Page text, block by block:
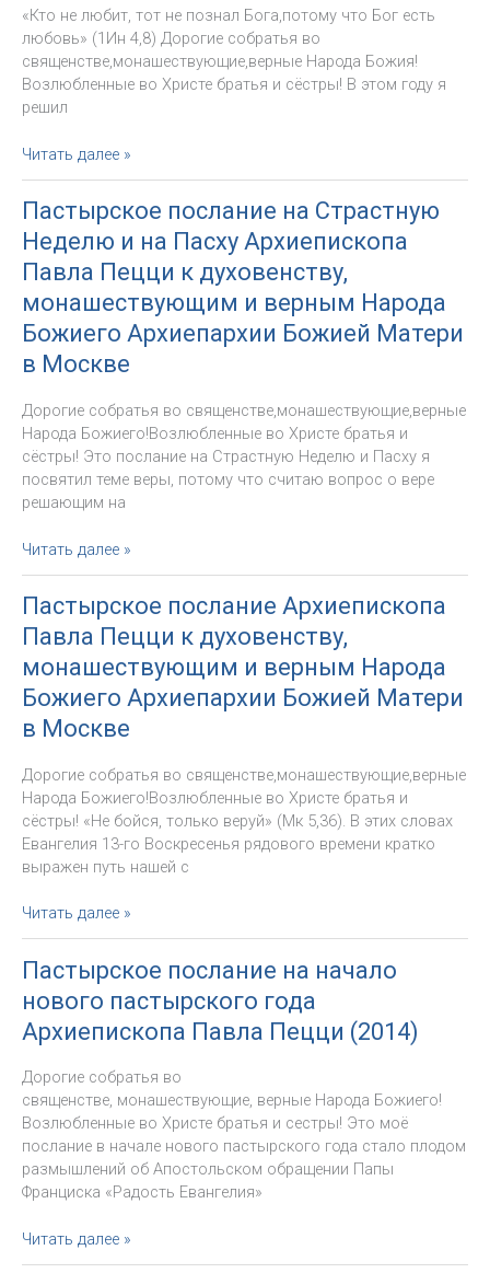
внеочередного
юбилейного
Года
Милосердия
(2015)
«Кто не любит, тот не познал Бога,потому что Бог есть
любовь» (1Ин 4,8) Дорогие собратья во
священстве,монашествующие,верные Народа Божия!
Возлюбленные во Христе братья и сёстры! В этом году я
решил
Пастырское
Послание
Архиепископа
Павла
к
духовенству,
монашествующим
и
верным
Народа
Архиепархии
Божией
Матери
в
Москве
начало
(2015)
Читать далее »
Пастырское послание на Страстную
Неделю и на Пасху Архиепископа
Павла Пецци к духовенству,
монашествующим и верным Народа
Божиего Архиепархии Божией Матери
в Москве
Дорогие собратья во священстве,монашествующие,верные
Народа Божиего!Возлюбленные во Христе братья и
сёстры! Это послание на Страстную Неделю и Пасху я
посвятил теме веры, потому что считаю вопрос о вере
решающим на
Пастырское
послание
на
Страстную
Неделю
и
на
Пасху
Архиепископа
Пецци
к
духовенству,
монашествующим
и
Народа
Божиего
Архиепархии
Божией
Матери
в
Читать далее »
Пастырское послание Архиепископа
Павла Пецци к духовенству,
монашествующим и верным Народа
Божиего Архиепархии Божией Матери
в Москве
Дорогие собратья во священстве,монашествующие,верные
Народа Божиего!Возлюбленные во Христе братья и
сёстры! «Не бойся, только веруй» (Мк 5,36). В этих словах
Евангелия 13-го Воскресенья рядового времени кратко
выражен путь нашей с
Пастырское
послание
Архиепископа
Павла
Пецци
к
духовенству,
монашествующим
и
верным
Народа
Божиего
Архиепархии
Матери
Читать далее »
Пастырское послание на начало
нового пастырского года
Архиепископа Павла Пецци (2014)
Дорогие собратья во
священстве, монашествующие, верные Народа Божиего!
Возлюбленные во Христе братья и сестры! Это моё
послание в начале нового пастырского года стало плодом
размышлений об Апостольском обращении Папы
Франциска «Радость Евангелия»
Пастырское
послание
Читать далее »